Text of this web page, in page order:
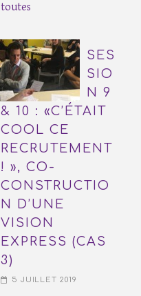
toutes
SES
SIO
N 9
& 10 : «C’ÉTAIT
COOL CE
RECRUTEMENT
! », CO-
CONSTRUCTIO
N D’UNE
VISION
EXPRESS (CAS
3)
5 JUILLET 2019